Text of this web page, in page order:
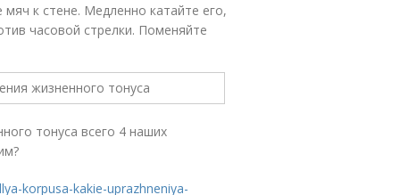
к стене. Медленно катайте его,
часовой стрелки. Поменяйте
тонуса всего 4 наших
korpusa-kakie-uprazhneniya-